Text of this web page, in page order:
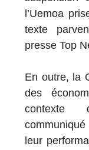
l’Uemoa
texte
presse Top
En outre, la
des
contexte
leur